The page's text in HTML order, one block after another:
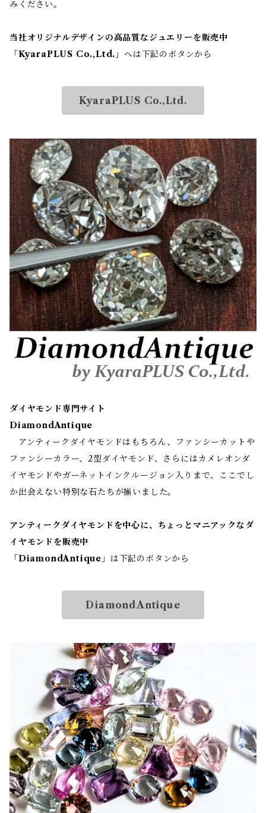
みください。
当社オリジナルデザインの高品質なジュエリーを販売中
「 KyaraPLUS Co.,Ltd. 」へは下記のボタンから
KyaraPLUS Co.,Ltd.
ダイヤモンド専門サイト
DiamondAntique
アンティークダイヤモンドはもちろん、ファンシーカットや
ファンシーカラー、2型ダイヤモンド、さらにはカメレオンダ
イヤモンドやガーネットインクルージョン入りまで、ここでし
か出会えない特別な石たちが揃いました。
アンティークダイヤモンドを中心に、ちょっとマニアックなダ
イヤモンドを販売中
「 DiamondAntique 」は下記のボタンから
DiamondAntique